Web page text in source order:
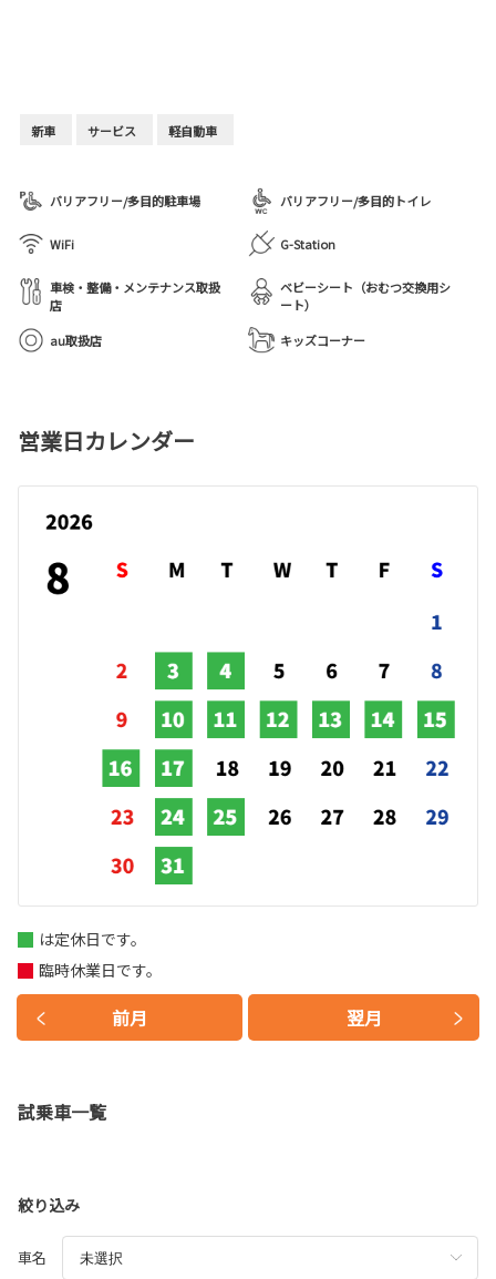
新車 サービス 軽自動車
バリアフリー/多目的駐車場 バリアフリー/多目的トイレ
WiFi G-Station
車検・整備・メンテナンス取扱
店
ベビーシート（おむつ交換用シ
ート）
au取扱店
キッズコーナー
営業日カレンダー
前月 翌月
は定休日です。
臨時休業日です。
試乗車一覧
絞り込み
車名